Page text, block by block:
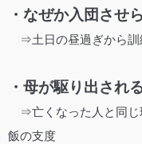
・なぜか入団させ
⇒土日の昼過ぎから訓
・母が駆り出され
⇒亡くなった人と同じ
飯の支度